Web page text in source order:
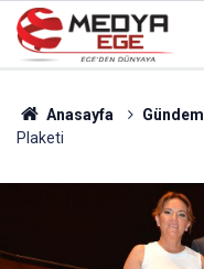
Anasayfa Gündem
Plaketi